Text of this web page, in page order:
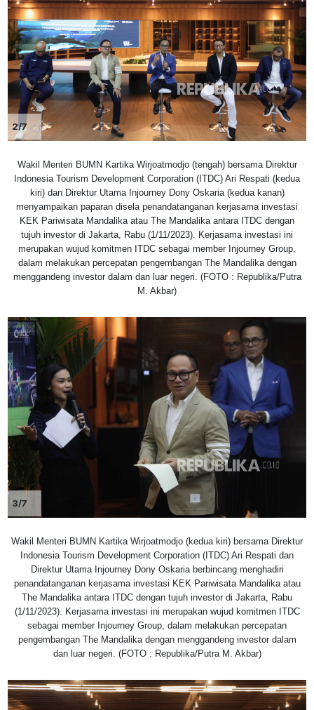
2/7
Wakil Menteri BUMN Kartika Wirjoatmodjo (tengah) bersama Direktur
Indonesia Tourism Development Corporation (ITDC) Ari Respati (kedua
kiri) dan Direktur Utama Injourney Dony Oskaria (kedua kanan)
menyampaikan paparan disela penandatanganan kerjasama investasi
KEK Pariwisata Mandalika atau The Mandalika antara ITDC dengan
tujuh investor di Jakarta, Rabu (1/11/2023). Kerjasama investasi ini
merupakan wujud komitmen ITDC sebagai member Injourney Group,
dalam melakukan percepatan pengembangan The Mandalika dengan
menggandeng investor dalam dan luar negeri. (FOTO : Republika/Putra
M. Akbar)
3/7
Wakil Menteri BUMN Kartika Wirjoatmodjo (kedua kiri) bersama Direktur
Indonesia Tourism Development Corporation (ITDC) Ari Respati dan
Direktur Utama Injourney Dony Oskaria berbincang menghadiri
penandatanganan kerjasama investasi KEK Pariwisata Mandalika atau
The Mandalika antara ITDC dengan tujuh investor di Jakarta, Rabu
(1/11/2023). Kerjasama investasi ini merupakan wujud komitmen ITDC
sebagai member Injourney Group, dalam melakukan percepatan
pengembangan The Mandalika dengan menggandeng investor dalam
dan luar negeri. (FOTO : Republika/Putra M. Akbar)